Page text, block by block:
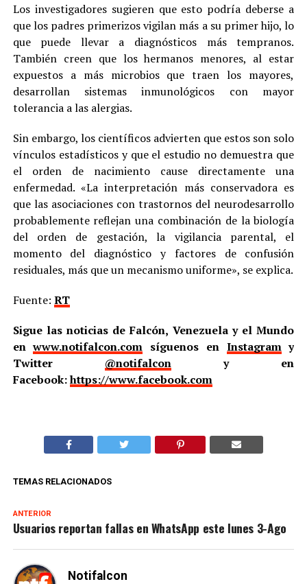
Los investigadores sugieren que esto podría deberse a
que los padres primerizos vigilan más a su primer hijo, lo
que puede llevar a diagnósticos más tempranos.
También creen que los hermanos menores, al estar
expuestos a más microbios que traen los mayores,
desarrollan sistemas inmunológicos con mayor
tolerancia a las alergias.
Sin embargo, los científicos advierten que estos son solo
vínculos estadísticos y que el estudio no demuestra que
el orden de nacimiento cause directamente una
enfermedad. «La interpretación más conservadora es
que las asociaciones con trastornos del neurodesarrollo
probablemente reflejan una combinación de la biología
del orden de gestación, la vigilancia parental, el
momento del diagnóstico y factores de confusión
residuales, más que un mecanismo uniforme», se explica.
Fuente: RT
Sigue las noticias de Falcón, Venezuela y el Mundo
enwww.notifalcon.com síguenos en Instagramy
Twitter @notifalcony en
Facebook:https://www.facebook.com
TEMAS RELACIONADOS
ANTERIOR
Usuarios reportan fallas en WhatsApp este lunes 3-Ago
Notifalcon